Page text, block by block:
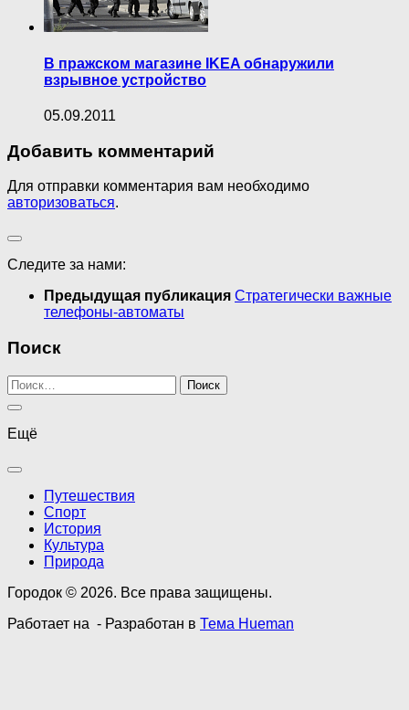
В пражском магазине IKEA обнаружили
взрывное устройство
05.09.2011
Добавить комментарий
Для отправки комментария вам необходимо
авторизоваться.
Следите за нами:
Предыдущая публикация Стратегически важные
телефоны-автоматы
Поиск
Найти:
Ещё
Путешествия
Спорт
История
Культура
Природа
Городок © 2026. Все права защищены.
Работает на - Разработан в Тема Hueman